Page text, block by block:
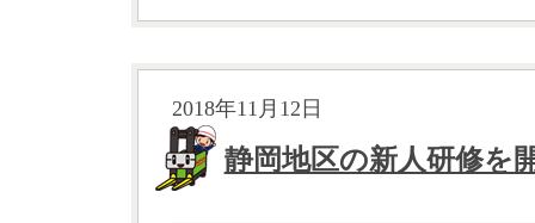
2018年11月12日
静岡地区の新人研修を